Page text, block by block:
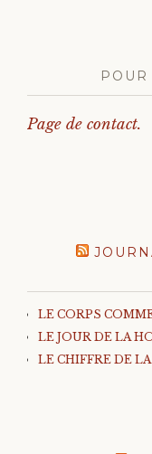
POUR
Page de contact.
LE CORPS
LE JOUR DE LA
LE CHIFFRE DE